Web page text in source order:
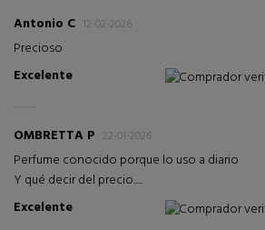
Antonio C 12-02-2026
Precioso
Excelente
Comprador
OMBRETTA P 22-01-2026
Perfume conocido porque lo uso a diario
Y qué decir del precio.....
Excelente
Comprador